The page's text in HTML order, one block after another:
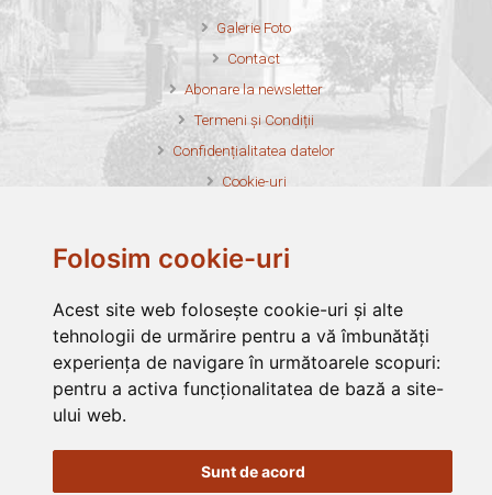
Folosim cookie-uri
Acest site web folosește cookie-uri și alte
tehnologii de urmărire pentru a vă îmbunătăți
experiența de navigare în următoarele scopuri:
pentru a activa funcționalitatea de bază a site-
ului web.
Sunt de acord
Galerie Foto
Contact
Abonare la newsletter
Termeni și Condiții
Confidențialitatea datelor
Cookie-uri
Asociația Filantropia Ortodoxă Alba Iulia este membru fondator al
Federației Filantropia
Asociația Filantropia Ortodoxă Alba Iulia este membru în
Asociația Filantropia Ortodoxă Alba Iulia funcționează cu
Arhiepiscopia Ortodoxă Alba Iulia